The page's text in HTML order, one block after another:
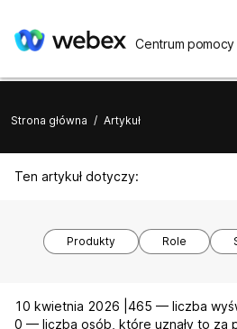
Centrum pomocy
Strona główna / Artykuł
Ten artykuł dotyczy:
Produkty Role
10 kwietnia 2026 | 465 — liczba
0 — liczba osób, które uznały to za